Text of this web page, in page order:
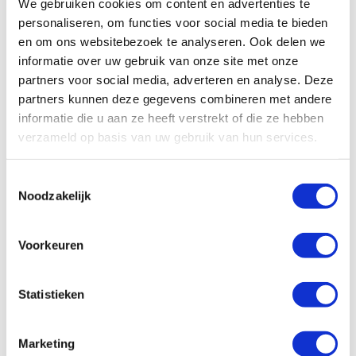
We gebruiken cookies om content en advertenties te
personaliseren, om functies voor social media te bieden
en om ons websitebezoek te analyseren. Ook delen we
informatie over uw gebruik van onze site met onze
partners voor social media, adverteren en analyse. Deze
partners kunnen deze gegevens combineren met andere
informatie die u aan ze heeft verstrekt of die ze hebben
verzameld op basis van uw gebruik van hun services.
Noodzakelijk
Voorkeuren
Statistieken
Marketing
Deze voorbeelden zijn tekenend voor de algehele
staat van de mensenrechten in dit deel van de
wereld. Honderden activisten en journalisten in
Midden-Amerika maken melding van intimidatie,
arbitraire detentie en bedreiging. Hivos helpt hen
onder meer via Nexos, een programma dat
gefinancierd wordt door het ministerie van
Buitenlandse Zaken. Wij nemen concrete actie
opdat mensenrechtenverdedigers hun werk kunnen
blijven doen en richten ons in het bijzonder op
Maar de huidige situatie vraagt om meer. Om een
mensenrechtengroepen. Iedereen die actief is op
of overheden, moet zijn stem laten horen. De crisis